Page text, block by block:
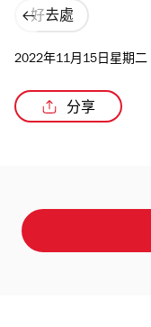
好去處
2022年11月15日星期二
分享